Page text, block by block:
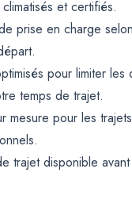
et certifiés.
prise en charge
pour limiter les
temps de trajet.
mesure pour les
trajet disponible